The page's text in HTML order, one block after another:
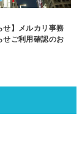
せ】メルカリ事務
せご利⽤確認のお